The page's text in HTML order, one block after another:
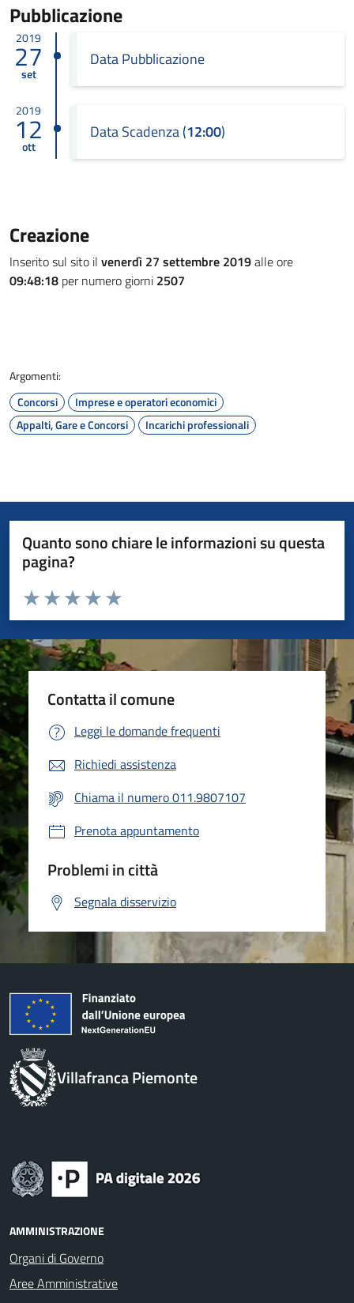
Pubblicazione
2019
27
set
Data Pubblicazione
2019
12
ott
Data Scadenza (12:00)
Creazione
Inserito sul sito il venerdì 27 settembre 2019alle ore
09:48:18 per numero giorni 2507
Argomenti:
Concorsi
Imprese e operatori economici
Appalti, Gare e Concorsi
Incarichi professionali
Quanto sono chiare le informazioni su questa
pagina?
Valuta da 1 a 5 stelle la pagina
Valuta 5 stelle su 5
Valuta 4 stelle su 5
Valuta 3 stelle su 5
Valuta 2 stelle su 5
Valuta 1 stelle su 5
Contatta il comune
Leggi le domande frequenti
Richiedi assistenza
Chiama il numero 011.9807107
Prenota appuntamento
Problemi in città
Segnala disservizio
Villafranca Piemonte
AMMINISTRAZIONE
Organi di Governo
Aree Amministrative